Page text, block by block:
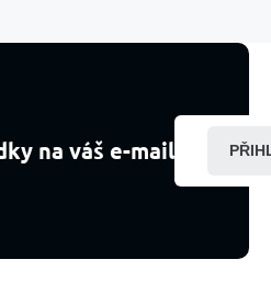
na váš e-mail